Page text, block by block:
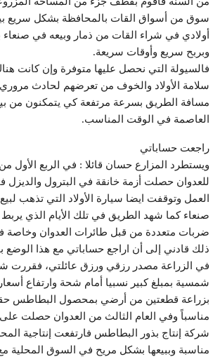
سوق من أسواق القات بالمحافظة بشكل سريع
أولادي في شراء القات من ذمار وبيعه في
وبربح سريع وأوقات سريعة.
فالسيولة التي نحصل عليها متوفرة وإن كانت
سلامة الأولاد والخوف من تعرضهم لحادث
مسافة الطريق بسرعة مرتفعة كي يتمكنون من
العاصمة في الوقت المناسب.
راجعت حساباتي
ويستطرد المزارع حسان قائلا : في الربع الأول من
للعدوان حصلت أزمة خانقة في البترول والديزل
العمل وتوقفت ايضا سيارة الأولاد التي تذهب
صنعاء كما شهد الطريق في تلك الأيام الذي يربط
ضربات متعددة من قبل طائرات العدوان وخاصة
ذلك قادني إلى أن اراجع حساباتي مع هذا
في الزراعة مصدر رزقي ورزق عائلتي، فقررت
شمسية بمبلغ كبير نسبيا أمام شحة وارتفاع
بزراعة قطعتين من أرضي بمحصول البطاطس
مناسباً وفي العام الثالث من العدوان حصلت
شركة إنتاج بذور البطاطس فارتفعت إنتاجية
مناسبة وببيعها بشكل مريح في السوق المحلية